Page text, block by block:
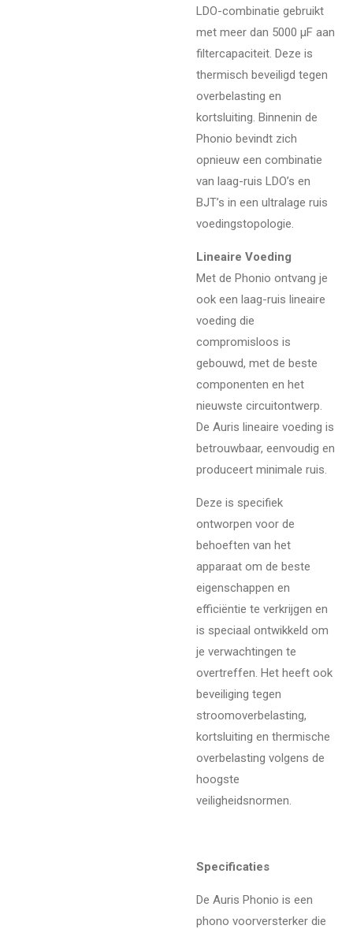
LDO-combinatie gebruikt
met meer dan 5000 µF aan
filtercapaciteit. Deze is
thermisch beveiligd tegen
overbelasting en
kortsluiting. Binnenin de
Phonio bevindt zich
opnieuw een combinatie
van laag-ruis LDO’s en
BJT’s in een ultralage ruis
voedingstopologie.
Lineaire Voeding
Met de Phonio ontvang je
ook een laag-ruis lineaire
voeding die
compromisloos is
gebouwd, met de beste
componenten en het
nieuwste circuitontwerp.
De Auris lineaire voeding is
betrouwbaar, eenvoudig en
produceert minimale ruis.
Deze is specifiek
ontworpen voor de
behoeften van het
apparaat om de beste
eigenschappen en
efficiëntie te verkrijgen en
is speciaal ontwikkeld om
je verwachtingen te
overtreffen. Het heeft ook
beveiliging tegen
stroomoverbelasting,
kortsluiting en thermische
overbelasting volgens de
hoogste
veiligheidsnormen.
Specificaties
De Auris Phonio is een
phono voorversterker die